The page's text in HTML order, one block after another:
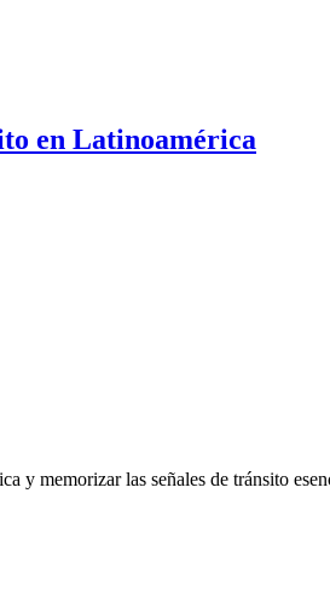
en Latinoamérica
y memorizar las señales de tránsito